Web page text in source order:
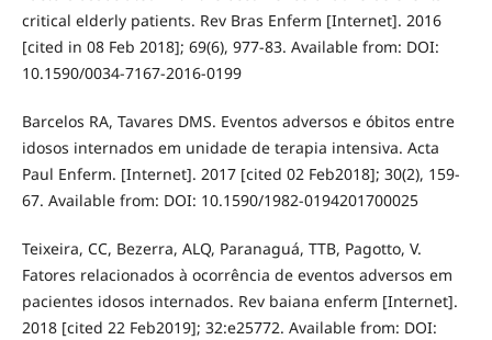
critical elderly patients. Rev Bras Enferm [Internet]. 2016
[cited in 08 Feb 2018]; 69(6), 977-83. Available from: DOI:
10.1590/0034-7167-2016-0199
Barcelos RA, Tavares DMS. Eventos adversos e óbitos entre
idosos internados em unidade de terapia intensiva. Acta
Paul Enferm. [Internet]. 2017 [cited 02 Feb2018]; 30(2), 159-
67. Available from: DOI: 10.1590/1982-0194201700025
Teixeira, CC, Bezerra, ALQ, Paranaguá, TTB, Pagotto, V.
Fatores relacionados à ocorrência de eventos adversos em
pacientes idosos internados. Rev baiana enferm [Internet].
2018 [cited 22 Feb2019]; 32:e25772. Available from: DOI: